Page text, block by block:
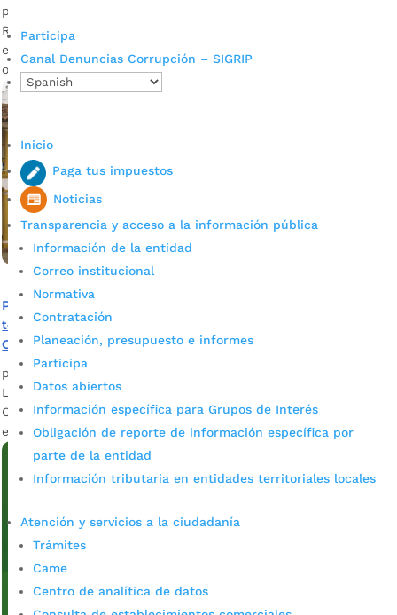
Participa
Canal Denuncias Corrupción – SIGRIP
Inicio
Paga tus impuestos
Noticias
Transparencia y acceso a la información pública
Información de la entidad
Correo institucional
Normativa
Contratación
Planeación, presupuesto e informes
Participa
Datos abiertos
Información específica para Grupos de Interés
Obligación de reporte de información específica por
parte de la entidad
Información tributaria en entidades territoriales locales
Atención y servicios a la ciudadanía
Trámites
Came
Centro de analítica de datos
por
Representantes de los mercadillos campesinos participaron
en una asamblea, donde fue aprobado el reglamento que
orientará su funcionamiento.
Por escrutinio departamental, EMA suspende
temporalmente actividades en el Centro Cultural del
Oriente
por admin_prensa
La EMA informa que se suspenden las clases en el Centro
Cultural del Oriente, del 23 al 29 de junio, debido al
escrutinio departamental.